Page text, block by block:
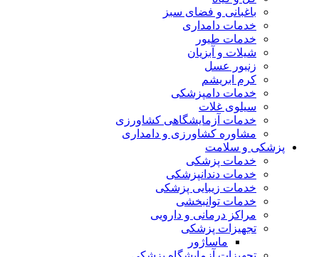
باغبانی و فضای سبز
خدمات دامداری
خدمات طیور
شیلات و آبزیان
زنبور عسل
کرم ابریشم
خدمات دامپزشکی
سیلوی غلات
خدمات آزمایشگاهی کشاورزی
مشاوره کشاورزی و دامداری
پزشکی و سلامت
خدمات پزشکی
خدمات دندانپزشکی
خدمات زیبایی پزشکی
خدمات توانبخشی
مراکز درمانی و دارویی
تجهیزات پزشکی
ماساژور